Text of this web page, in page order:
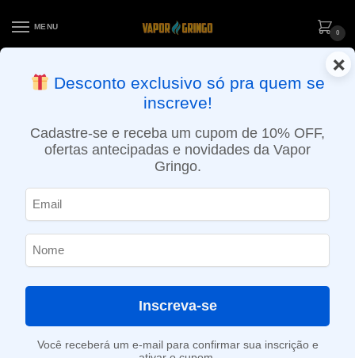
MENU
0
ENTREGA NO MESMO DIA EM SÃO PAULO (SEG A SEX): PEDIDOS
APROVADOS ATÉ 15:30 VIA MOTOBOY
×
Desconto exclusivo só pra quem se
inscreve!
Cadastre-se e receba um cupom de 10% OFF,
ofertas antecipadas e novidades da Vapor
Gringo.
Inscreva-se
Você receberá um e-mail para confirmar sua inscrição e